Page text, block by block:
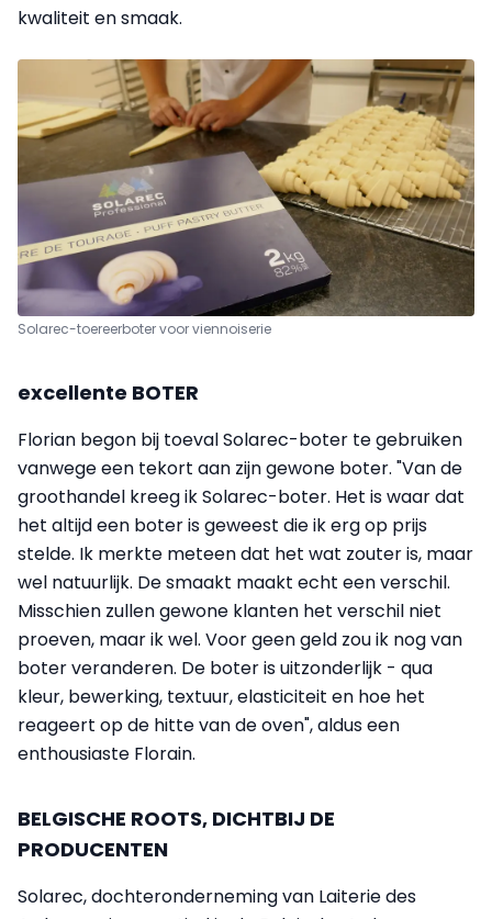
kwaliteit en smaak.
Solarec-toereerboter voor viennoiserie
excellente BOTER
Florian begon bij toeval Solarec-boter te gebruiken
vanwege een tekort aan zijn gewone boter. "Van de
groothandel kreeg ik Solarec-boter. Het is waar dat
het altijd een boter is geweest die ik erg op prijs
stelde. Ik merkte meteen dat het wat zouter is, maar
wel natuurlijk. De smaakt maakt echt een verschil.
Misschien zullen gewone klanten het verschil niet
proeven, maar ik wel. Voor geen geld zou ik nog van
boter veranderen. De boter is uitzonderlijk - qua
kleur, bewerking, textuur, elasticiteit en hoe het
reageert op de hitte van de oven", aldus een
enthousiaste Florain.
BELGISCHE ROOTS, DICHTBIJ DE
PRODUCENTEN
Solarec, dochteronderneming van Laiterie des